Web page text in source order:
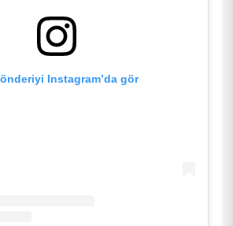
Instagram’da gör